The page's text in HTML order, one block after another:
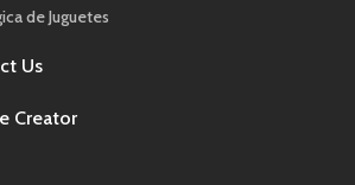
de Juguetes
Us
Creator